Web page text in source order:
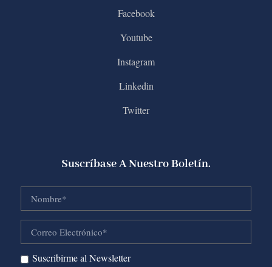
Facebook
Youtube
Instagram
Linkedin
Twitter
Suscríbase A Nuestro Boletín.
Suscribirme al Newsletter